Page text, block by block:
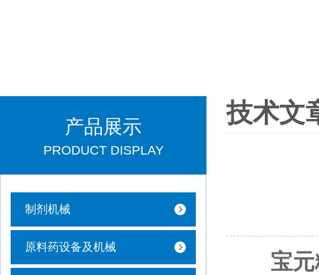
产品展示
PRODUCT DISPLAY
制剂机械
原料药设备及机械
技术文
宝